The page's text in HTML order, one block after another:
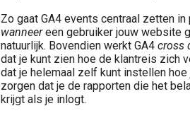
Zo gaat GA4 events centraal zetten
wanneereen gebruiker jouw website
natuurlijk. Bovendien werkt GA4 cross
dat je kunt zien hoe de klantreis zich
dat je helemaal zelf kunt instellen
zorgen dat je de rapporten die het
krijgt als je inlogt.